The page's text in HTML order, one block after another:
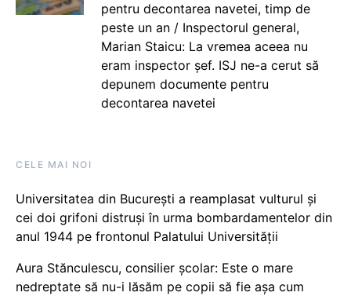
pentru decontarea navetei, timp de
peste un an / Inspectorul general,
Marian Staicu: La vremea aceea nu
eram inspector șef. ISJ ne-a cerut să
depunem documente pentru
decontarea navetei
CELE MAI NOI
Universitatea din București a reamplasat vulturul și
cei doi grifoni distruși în urma bombardamentelor din
anul 1944 pe frontonul Palatului Universității
Aura Stănculescu, consilier școlar: Este o mare
nedreptate să nu-i lăsăm pe copii să fie așa cum